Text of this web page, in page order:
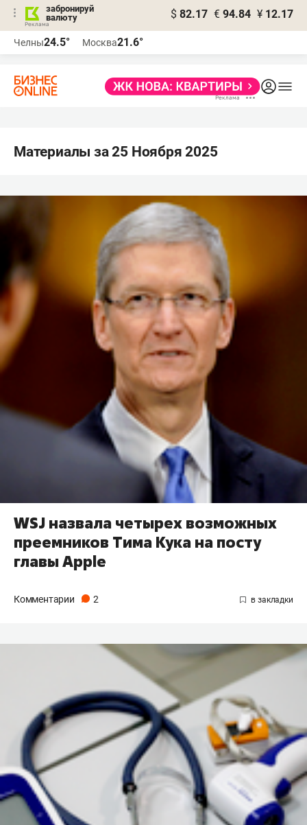
забронируй
валюту
$ 82.17 € 94.84 ¥ 12.17
Челны24.5° Москва21.6°
Материалы за 25 Ноября 2025
WSJ назвала четырех возможных
преемников Тима Кука на посту
главы Apple
Комментарии 2